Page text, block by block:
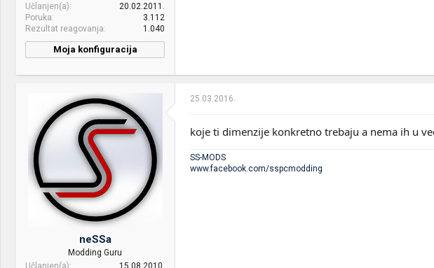
OS & Browser:
Windows 7 64-bit SP1 &
Učlanjen(a)
20.02.2011.
Poruka
3.112
Rezultat reagovanja
1.040
Moja konfiguracija
RAM: 64GB Corsair & Patriot
VGA & cooler: EVGA RTX 3080 FTW3
Display: Dell U2722DE
HDD: 1TB Samsung 970 EVO Plus
Sound:
Focusrite Scarlett 2i2 |
Presonus Eris 3.5
Case: Antec Flux
neSSa
Modding Guru
25.03.2016.
koje ti dimenzije konkretno trebaju a nema ih u
SS-MODS
www.facebook.com/sspcmodding